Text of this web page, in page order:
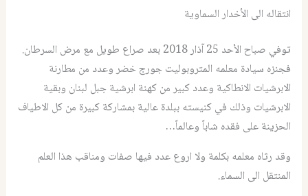
انتقاله الى الأخدار السماوية
توفي صباح الأحد 25 آذار 2018 بعد صراع طويل مع مرض السرطان.
فجنزه سيادة معلمه المتروبوليت جورج خضر وعدد من مطارنة
الابرشيات الانطاكية وعدد كبير من كهنة ابرشية جبل لبنان وبقية
الابرشيات وذلك في كنيسته ببلدة عالية بمشاركة كبيرة من كل الاطياف
الحزينة على فقده شاباً وعالماً…
وقد رثاه معلمه بكلمة ولا اروع عدد فيها صفات ومناقب هذا العلم
المنتقل الى السماء.